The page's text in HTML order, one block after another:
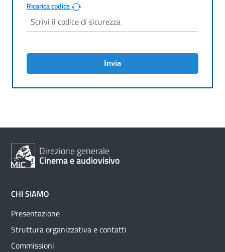
Ricarica codice
Invia
Direzione generale
Cinema e audiovisivo
CHI SIAMO
Presentazione
Struttura organizzativa e contatti
Commissioni